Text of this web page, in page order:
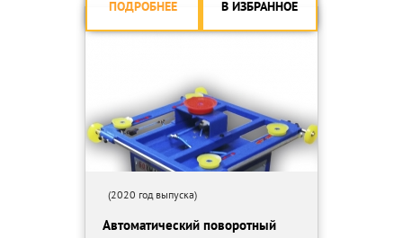
ПОДРОБНЕЕ В ИЗБРАННОЕ
(2020 год выпуска)
Автоматический поворотный